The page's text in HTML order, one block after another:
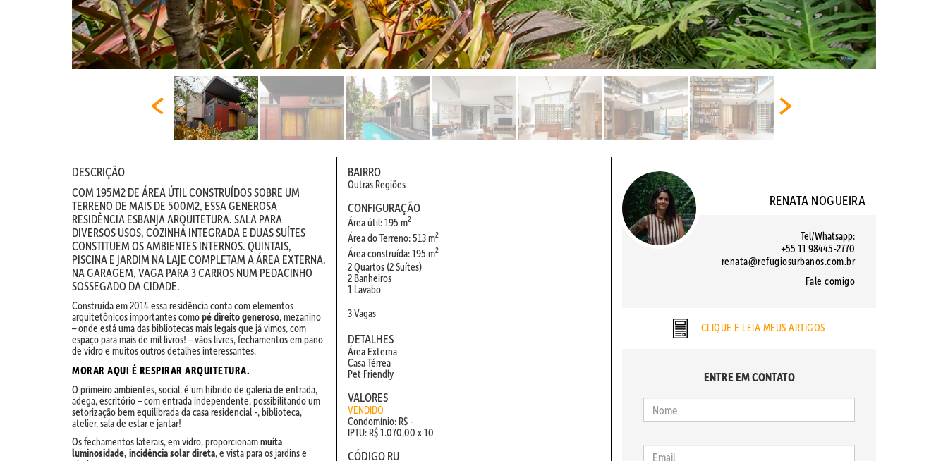
DESCRIÇÃO
COM 195M2 DE ÁREA ÚTIL CONSTRUÍDOS SOBRE UM
TERRENO DE MAIS DE 500M2, ESSA GENEROSA
RESIDÊNCIA ESBANJA ARQUITETURA. SALA PARA
DIVERSOS USOS, COZINHA INTEGRADA E DUAS SUÍTES
CONSTITUEM OS AMBIENTES INTERNOS. QUINTAIS,
PISCINA E JARDIM NA LAJE COMPLETAM A ÁREA EXTERNA.
NA GARAGEM, VAGA PARA 3 CARROS NUM PEDACINHO
SOSSEGADO DA CIDADE.
Construída em 2014 essa residência conta com elementos
arquitetônicos importantes comopé direito generoso, mezanino
– onde está uma das bibliotecas mais legais que já vimos, com
espaço para mais de mil livros! – vãos livres, fechamentos em pano
de vidro e muitos outros detalhes interessantes.
MORAR AQUI É RESPIRAR ARQUITETURA.
O primeiro ambientes, social, é um híbrido de galeria de entrada,
adega, escritório – com entrada independente, possibilitando um
setorização bem equilibrada da casa residencial -, biblioteca,
atelier, sala de estar e jantar!
Os fechamentos laterais, em vidro, proporcionammuita
luminosidade, incidência solar direta, e vista para os jardins e
BAIRRO
Outras Regiões
CONFIGURAÇÃO
Área útil: 195 m2
Área do Terreno: 513 m2
Área construída: 195 m2
2 Quartos (2 Suítes)
2 Banheiros
1 Lavabo
3 Vagas
DETALHES
Área Externa
Casa Térrea
Pet Friendly
VALORES
VENDIDO
Condomínio: R$ -
IPTU: R$ 1.070,00 x 10
CÓDIGO RU
RENATA NOGUEIRA
Tel/Whatsapp:
+55 11 98445-2770
renata@refugiosurbanos.com.br
Fale comigo
CLIQUE E LEIA MEUS ARTIGOS
ENTRE EM CONTATO